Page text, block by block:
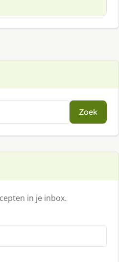
Zoek
in je inbox.